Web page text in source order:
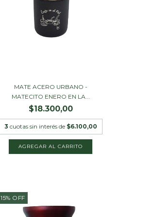
MATE ACERO URBANO -
MATECITO ENERO EN LA...
$18.300,00
3 cuotas sin interés de $6.100,00
15% OFF